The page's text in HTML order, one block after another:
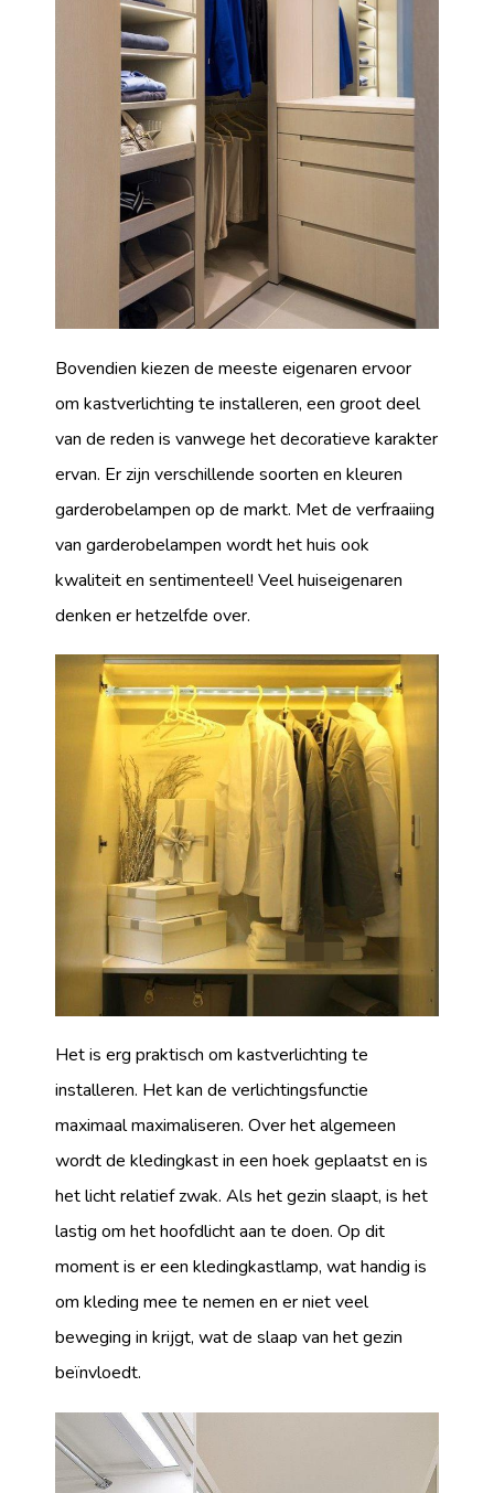
Bovendien kiezen de meeste eigenaren ervoor
om kastverlichting te installeren, een groot deel
van de reden is vanwege het decoratieve karakter
ervan. Er zijn verschillende soorten en kleuren
garderobelampen op de markt. Met de verfraaiing
van garderobelampen wordt het huis ook
kwaliteit en sentimenteel! Veel huiseigenaren
denken er hetzelfde over.
Het is erg praktisch om kastverlichting te
installeren. Het kan de verlichtingsfunctie
maximaal maximaliseren. Over het algemeen
wordt de kledingkast in een hoek geplaatst en is
het licht relatief zwak. Als het gezin slaapt, is het
lastig om het hoofdlicht aan te doen. Op dit
moment is er een kledingkastlamp, wat handig is
om kleding mee te nemen en er niet veel
beweging in krijgt, wat de slaap van het gezin
beïnvloedt.